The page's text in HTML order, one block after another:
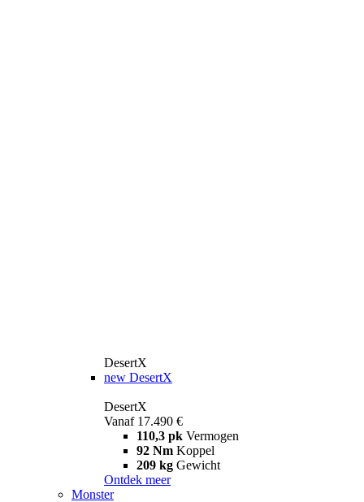
DesertX
new DesertX
DesertX
Vanaf 17.490 €
110,3 pk Vermogen
92 Nm Koppel
209 kg Gewicht
Ontdek meer
Monster